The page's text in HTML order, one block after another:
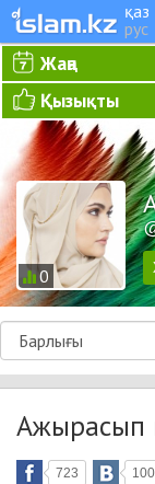
қаз
рус
Жаңа
Қызықты
0
Ажырасып
723 100